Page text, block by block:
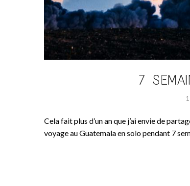
7
Cela fait plus d’un an que j’ai envie de
voyage au Guatemala en solo pendant 7